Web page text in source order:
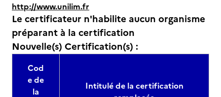
http://www.unilim.fr
Le certificateur n'habilite aucun organisme
préparant à la certification
Nouvelle(s) Certification(s) :
Cod
e de
la
Intitulé de la certification